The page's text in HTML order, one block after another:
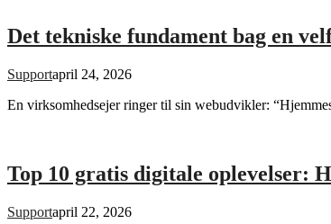
Det tekniske fundament bag en
Supportapril 24, 2026
En virksomhedsejer ringer til sin webudvikler:
Top 10 gratis digitale oplevelser:
Supportapril 22, 2026